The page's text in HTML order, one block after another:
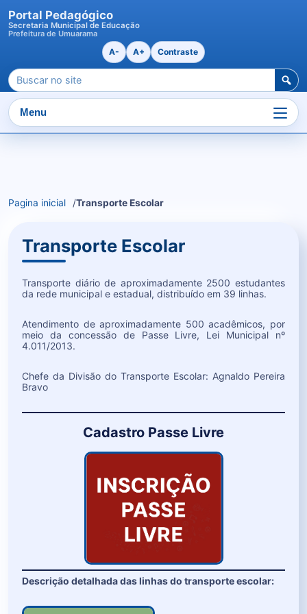
conteudo
Portal Pedagógico
Secretaria Municipal de Educação
Prefeitura de Umuarama
A- A+ Contraste
Pesquisar
por:
Menu
Pagina inicial Transporte Escolar
Transporte Escolar
Transporte diário de aproximadamente 2500 estudantes
da rede municipal e estadual, distribuído em 39 linhas.
Atendimento de aproximadamente 500 acadêmicos, por
meio da concessão de Passe Livre, Lei Municipal nº
4.011/2013.
Chefe da Divisão do Transporte Escolar: Agnaldo Pereira
Bravo
Cadastro Passe Livre
Descrição detalhada das linhas do transporte escolar: